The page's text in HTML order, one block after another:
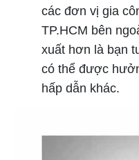
các đơn vị gia
TP.HCM bên
xuất hơn là bạn
có thể được
hấp dẫn khác.